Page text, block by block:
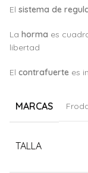
El sistema de
La horma es
libertad
El contrafuerte es
MARCAS
TALLA